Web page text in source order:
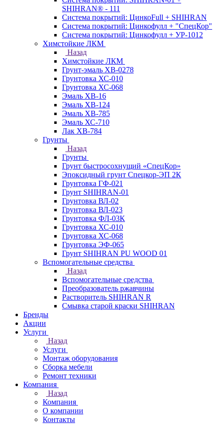
SHIHRAN® - 111
Система покрытий: ЦинкоFull + SHIHRAN
Система покрытий: Цинкофулл + "СпецКор"
Система покрытий: Цинкофулл + УР-1012
Химстойкие ЛКМ
Назад
Химстойкие ЛКМ
Грунт-эмаль ХВ-0278
Грунтовка ХС-010
Грунтовка ХС-068
Эмаль ХВ-16
Эмаль ХВ-124
Эмаль ХВ-785
Эмаль ХС-710
Лак ХВ-784
Грунты
Назад
Грунты
Грунт быстросохнущий «СпецКор»
Эпоксидный грунт Спецкор-ЭП 2К
Грунтовка ГФ-021
Грунт SHIHRAN-01
Грунтовка ВЛ-02
Грунтовка ВЛ-023
Грунтовка ФЛ-03К
Грунтовка ХС-010
Грунтовка ХС-068
Грунтовка ЭФ-065
Грунт SHIHRAN PU WOOD 01
Вспомогательные средства
Назад
Вспомогательные средства
Преобразователь ржавчины
Растворитель SHIHRAN R
Смывка старой краски SHIHRAN
Бренды
Акции
Услуги
Назад
Услуги
Монтаж оборудования
Сборка мебели
Ремонт техники
Компания
Назад
Компания
О компании
Контакты